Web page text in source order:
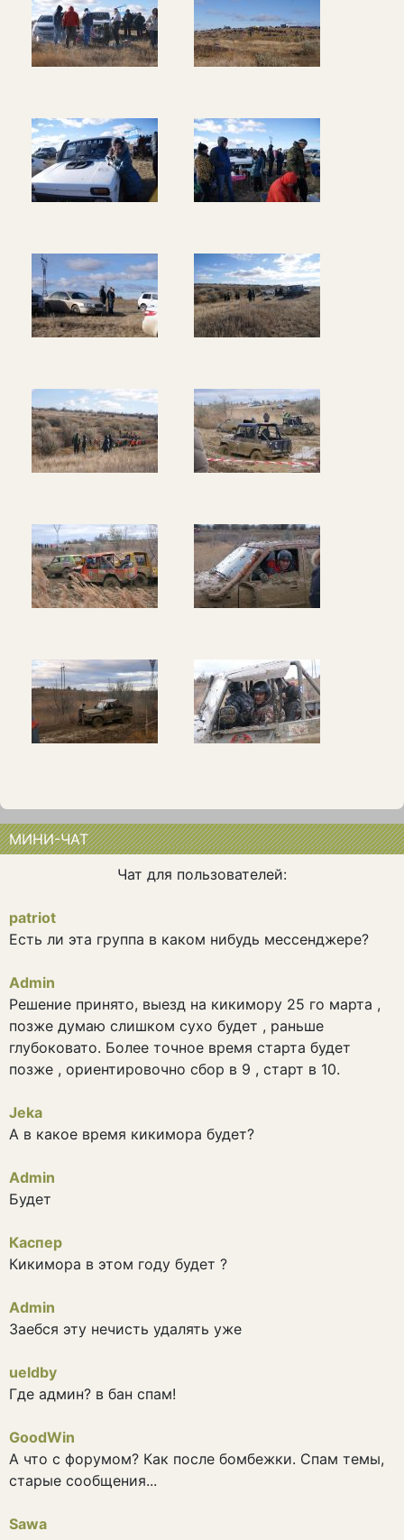
МИНИ-ЧАТ
Чат для пользователей:
patriot
Есть ли эта группа в каком нибудь мессенджере?
Admin
Решение принято, выезд на кикимору 25 го марта ,
позже думаю слишком сухо будет , раньше
глубоковато. Более точное время старта будет
позже , ориентировочно сбор в 9 , старт в 10.
Jeka
А в какое время кикимора будет?
Admin
Будет
Каспер
Кикимора в этом году будет ?
Admin
Заебся эту нечисть удалять уже
ueldby
Где админ? в бан спам!
GoodWin
А что с форумом? Как после бомбежки. Спам темы,
старые сообщения...
Sawa